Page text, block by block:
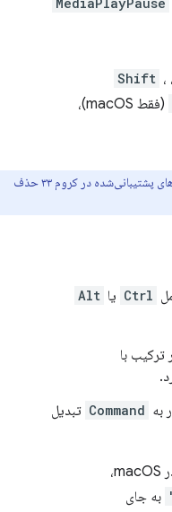
Shift ،
(فقط macOS)،
از فهرست کلیدهای پشتیبانی‌شده در کروم ۳۳ حذف
Ctrl یا Alt
ترکیب با
به Command تبدیل
برای استفاده از کلید کنترل در macOS،
به جای